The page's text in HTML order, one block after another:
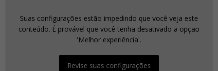
Suas configurações estão impedindo que você veja este
conteúdo. É provável que você tenha desativado a opção
'Melhor experiência'.
Revise suas configurações